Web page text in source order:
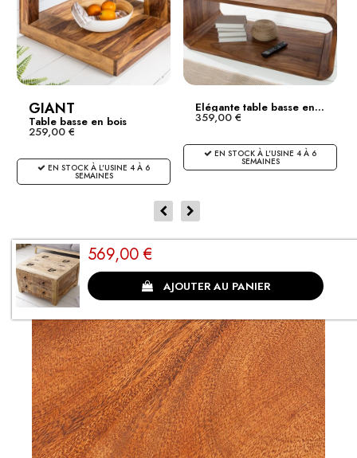
GIANT
Table basse en bois
noble...
259,00 €
EN STOCK À L'USINE 4 À 6
SEMAINES
Elégante table basse en...
359,00 €
EN STOCK À L'USINE 4 À 6
SEMAINES
569,00 €
AJOUTER AU PANIER
Qu'est-ce qui rend ce produit spécial ?